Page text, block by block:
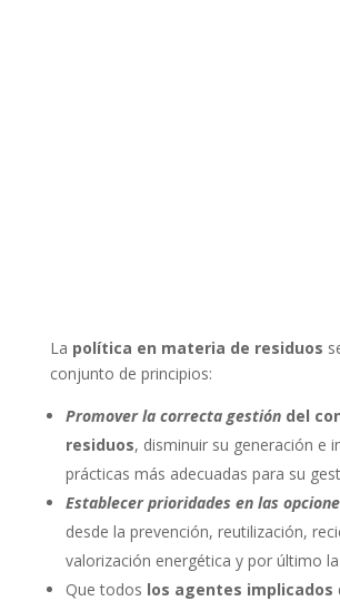
La política en materia de residuos
conjunto de principios:
Promover la correcta gestióndel
residuos, disminuir su generación e
prácticas más adecuadas para su
Establecer prioridades en las
desde la prevención, reutilización,
valorización energética y por último
Que todos los agentes implicados